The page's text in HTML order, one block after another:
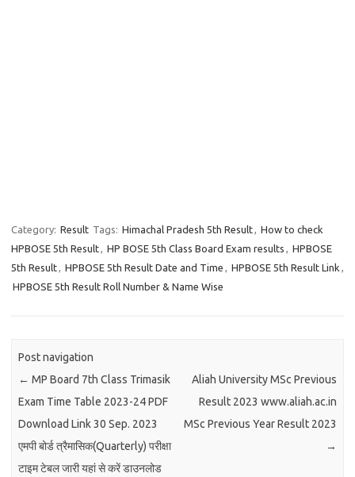
Category: Result Tags: Himachal Pradesh 5th Result, How to check
HPBOSE 5th Result, HP BOSE 5th Class Board Exam results , HPBOSE
5th Result, HPBOSE 5th Result Date and Time , HPBOSE 5th Result Link ,
HPBOSE 5th Result Roll Number & Name Wise
Post navigation
← MP Board 7th Class Trimasik
Exam Time Table 2023-24 PDF
Download Link 30 Sep. 2023
एमपी बोर्ड त्रैमासिक(Quarterly) परीक्षा
टाइम टेबल जारी यहां से करें डाउनलोड
Aliah University MSc Previous
Result 2023 www.aliah.ac.in
MSc Previous Year Result 2023
→